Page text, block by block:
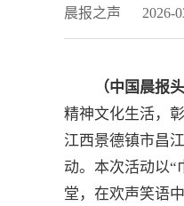
晨报之声 2026-
（中国晨报
精神文化生活，
江西景德镇市昌
动。本次活动以“
堂，在欢声笑语